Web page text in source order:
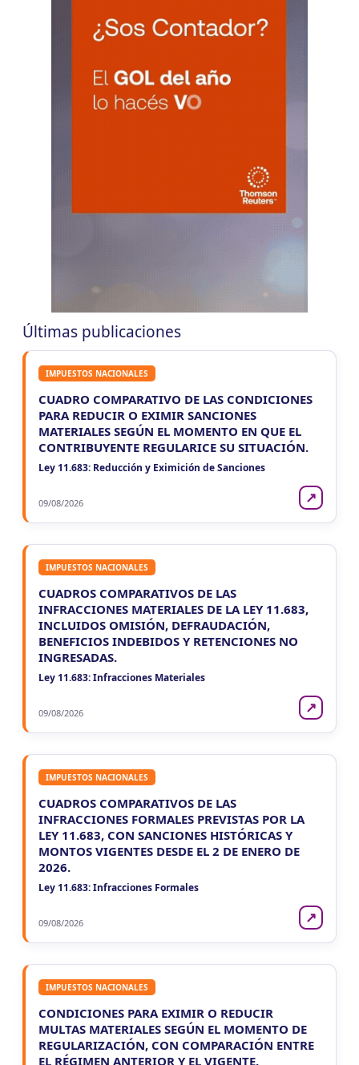
CUIT 0-1-2-3-4-5-6-7-8-9-…
CHUBUT
Reg. Unif. Ret. y Perc. Ctes.
Últimas publicaciones
IMPUESTOS NACIONALES
CUADRO COMPARATIVO DE LAS CONDICIONES
PARA REDUCIR O EXIMIR SANCIONES
MATERIALES SEGÚN EL MOMENTO EN QUE EL
CONTRIBUYENTE REGULARICE SU SITUACIÓN.
Ley 11.683: Reducción y Eximición de Sanciones
09/08/2026 ↗
IMPUESTOS NACIONALES
CUADROS COMPARATIVOS DE LAS
INFRACCIONES MATERIALES DE LA LEY 11.683,
INCLUIDOS OMISIÓN, DEFRAUDACIÓN,
BENEFICIOS INDEBIDOS Y RETENCIONES NO
INGRESADAS.
Ley 11.683: Infracciones Materiales
09/08/2026 ↗
IMPUESTOS NACIONALES
CUADROS COMPARATIVOS DE LAS
INFRACCIONES FORMALES PREVISTAS POR LA
LEY 11.683, CON SANCIONES HISTÓRICAS Y
MONTOS VIGENTES DESDE EL 2 DE ENERO DE
2026.
Ley 11.683: Infracciones Formales
09/08/2026 ↗
IMPUESTOS NACIONALES
CONDICIONES PARA EXIMIR O REDUCIR
MULTAS MATERIALES SEGÚN EL MOMENTO DE
REGULARIZACIÓN, CON COMPARACIÓN ENTRE
EL RÉGIMEN ANTERIOR Y EL VIGENTE.